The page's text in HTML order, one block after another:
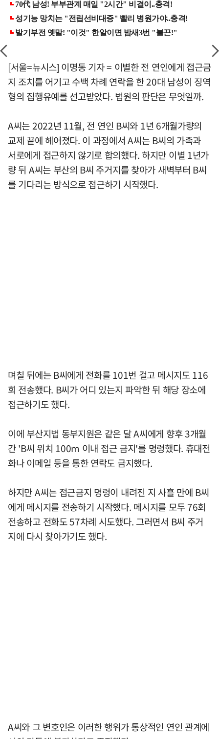
[서울=뉴시스] 이명동 기자 = 이별한 전 연인에게 접근금
지 조치를 어기고 수백 차례 연락을 한 20대 남성이 징역
형의 집행유예를 선고받았다. 법원의 판단은 무엇일까.
A씨는 2022년 11월, 전 연인 B씨와 1년 6개월가량의
교제 끝에 헤어졌다. 이 과정에서 A씨는 B씨의 가족과
서로에게 접근하지 않기로 합의했다. 하지만 이별 1년가
량 뒤 A씨는 부산의 B씨 주거지를 찾아가 새벽부터 B씨
를 기다리는 방식으로 접근하기 시작했다.
며칠 뒤에는 B씨에게 전화를 101번 걸고 메시지도 116
회 전송했다. B씨가 어디 있는지 파악한 뒤 해당 장소에
접근하기도 했다.
이에 부산지법 동부지원은 같은 달 A씨에게 향후 3개월
간 'B씨 위치 100m 이내 접근 금지'를 명령했다. 휴대전
화나 이메일 등을 통한 연락도 금지했다.
하지만 A씨는 접근금지 명령이 내려진 지 사흘 만에 B씨
에게 메시지를 전송하기 시작했다. 메시지를 모두 76회
전송하고 전화도 57차례 시도했다. 그러면서 B씨 주거
지에 다시 찾아가기도 했다.
A씨와 그 변호인은 이러한 행위가 통상적인 연인 관계에